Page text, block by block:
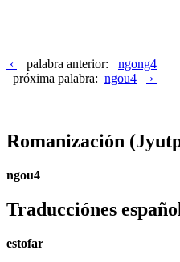
‹ palabra anterior: ngong4
próxima palabra: ngou4 ›
Romanización
ngou4
Traducciónes
estofar